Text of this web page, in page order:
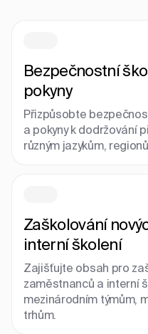
Bezpečnostní
pokyny
Přizpůsobte
a pokyny k dodržování
různým jazykům,
Zaškolování
interní školení
Zajišťujte obsah pro
zaměstnanců a interní
mezinárodním týmům,
trhům.